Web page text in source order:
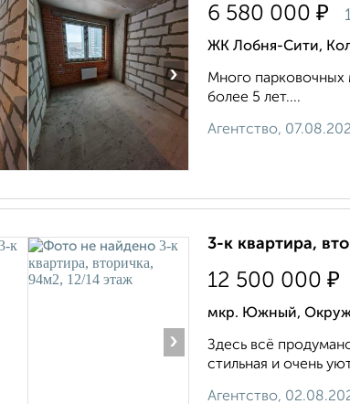
›
6 580 000 ₽
ЖК Лобня-Сити,
Много парковочных
более 5 лет....
Агентство,
›
3-к квартира,
12 500 000 ₽
мкр. Южный,
Здесь всё
стильная и очень
Агентство,